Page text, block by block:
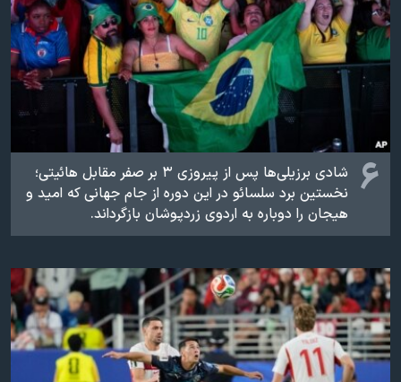
۶
شادی برزیلی‌ها پس از پیروزی ۳ بر صفر مقابل هائیتی؛
نخستین برد سلسائو در این دوره از جام جهانی که امید و
هیجان را دوباره به اردوی زردپوشان بازگرداند.